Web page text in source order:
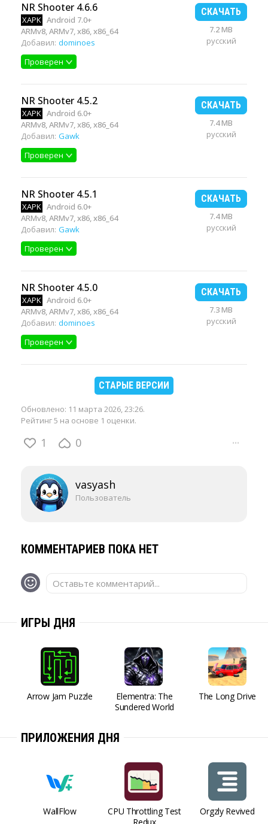
NR Shooter 4.6.6
XAPK Android 7.0+
ARMv8, ARMv7, x86, x86_64
Добавил: dominoes
Проверен
СКАЧАТЬ
7.2 MB
русский
NR Shooter 4.5.2
XAPK Android 6.0+
ARMv8, ARMv7, x86, x86_64
Добавил: Gawk
Проверен
СКАЧАТЬ
7.4 MB
русский
NR Shooter 4.5.1
XAPK Android 6.0+
ARMv8, ARMv7, x86, x86_64
Добавил: Gawk
Проверен
СКАЧАТЬ
7.4 MB
русский
NR Shooter 4.5.0
XAPK Android 6.0+
ARMv8, ARMv7, x86, x86_64
Добавил: dominoes
Проверен
СКАЧАТЬ
7.3 MB
русский
СТАРЫЕ ВЕРСИИ
Обновлено: 11 марта 2026, 23:26.
Рейтинг 5 на основе 1 оценки.
1 0 ···
vasyash
Пользователь
КОММЕНТАРИЕВ ПОКА НЕТ
Оставьте комментарий...
ИГРЫ ДНЯ
Arrow Jam Puzzle
Elementra: The
Sundered World
The Long Drive
ПРИЛОЖЕНИЯ ДНЯ
WallFlow
CPU Throttling Test
Orgzly Revived